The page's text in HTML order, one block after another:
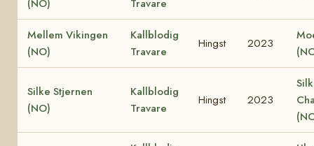
(NO)
Travare
Mellem Vikingen
(NO)
Kallblodig
Travare
Hingst 2023
Silke Stjernen
(NO)
Kallblodig
Travare
Hingst 2023